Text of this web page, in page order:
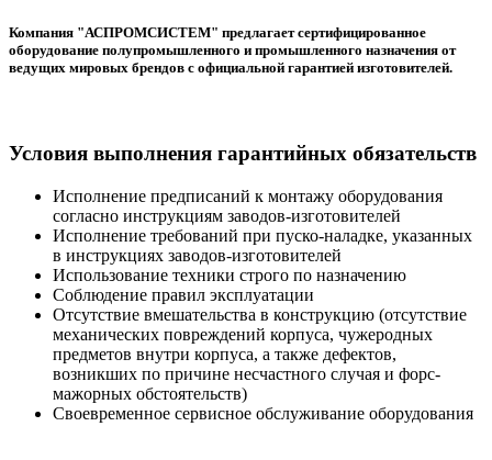
Компания "АСПРОМСИСТЕМ" предлагает сертифицированное
оборудование полупромышленного и промышленного назначения от
ведущих мировых брендов с официальной гарантией изготовителей.
Условия выполнения гарантийных обязательств
Исполнение предписаний к монтажу оборудования
согласно инструкциям заводов-изготовителей
Исполнение требований при пуско-наладке, указанных
в инструкциях заводов-изготовителей
Использование техники строго по назначению
Соблюдение правил эксплуатации
Отсутствие вмешательства в конструкцию (отсутствие
механических повреждений корпуса, чужеродных
предметов внутри корпуса, а также дефектов,
возникших по причине несчастного случая и форс-
мажорных обстоятельств)
Своевременное сервисное обслуживание оборудования